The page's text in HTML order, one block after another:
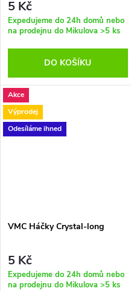
5 Kč
Expedujeme do 24h domů nebo
na prodejnu do Mikulova >5 ks
DO KOŠÍKU
Akce
Výprodej
Odesíláme ihned
VMC Háčky Crystal-long
5 Kč
Expedujeme do 24h domů nebo
na prodejnu do Mikulova >5 ks